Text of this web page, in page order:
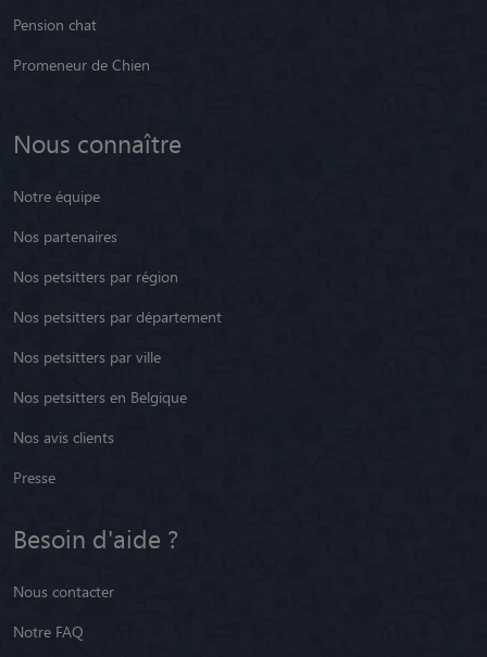
Pension chat
Promeneur de Chien
Nous connaître
Notre équipe
Nos partenaires
Nos petsitters par région
Nos petsitters par département
Nos petsitters par ville
Nos petsitters en Belgique
Nos avis clients
Presse
Besoin d'aide ?
Nous contacter
Notre FAQ